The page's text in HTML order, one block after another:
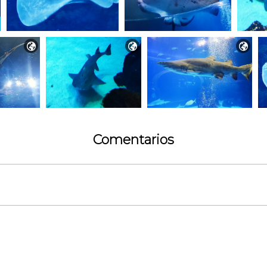
  
Comentarios